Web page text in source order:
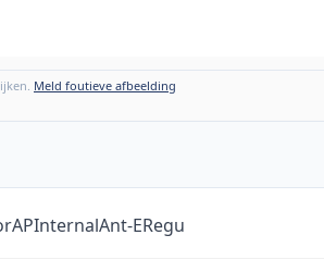
Meld foutieve afbeelding
ERegu